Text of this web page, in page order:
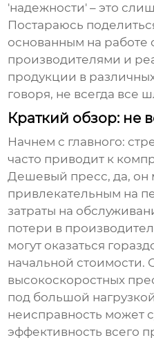
'надежности' – это
Постараюсь
основанным на работе
производителями и
продукции в
говоря, не всегда все
Краткий обзор: не
Начнем с главного:
часто приводит к
Дешевый пресс, да,
привлекательным на
затраты на
потери в
могут оказаться
начальной стоимости.
высокоскоростных
под большой
неисправность может
эффективность всего